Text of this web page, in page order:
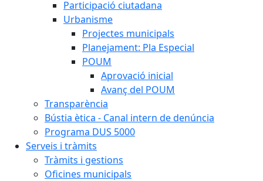
Participació ciutadana
Urbanisme
Projectes municipals
Planejament: Pla Especial
POUM
Aprovació inicial
Avanç del POUM
Transparència
Bústia ètica - Canal intern de denúncia
Programa DUS 5000
Serveis i tràmits
Tràmits i gestions
Oficines municipals